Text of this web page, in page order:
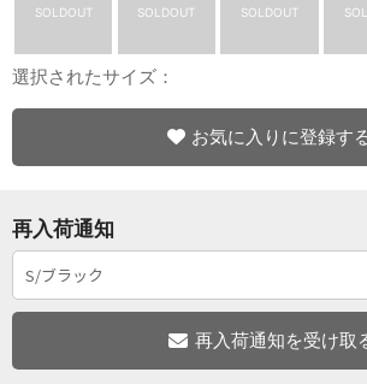
SOLDOUT SOLDOUT SOLDOUT
選択されたサイズ：
お気に入りに登録す
再入荷通知